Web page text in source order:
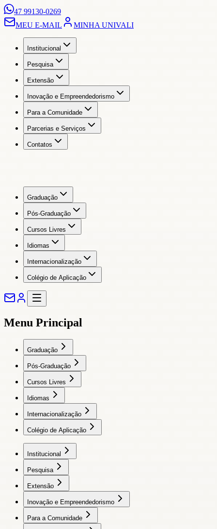
47 99130-0269
MEU E-MAIL
MINHA UNIVALI
Institucional
Pesquisa
Extensão
Inovação e Empreendedorismo
Para a Comunidade
Parcerias e Serviços
Contatos
Graduação
Pós-Graduação
Cursos Livres
Idiomas
Internacionalização
Colégio de Aplicação
Menu Principal
Graduação
Pós-Graduação
Cursos Livres
Idiomas
Internacionalização
Colégio de Aplicação
Institucional
Pesquisa
Extensão
Inovação e Empreendedorismo
Para a Comunidade